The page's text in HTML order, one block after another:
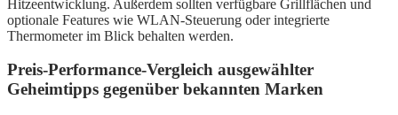
Hitzeentwicklung. Außerdem sollten verfügbare Grillflächen und
optionale Features wie WLAN-Steuerung oder integrierte
Thermometer im Blick behalten werden.
Preis-Performance-Vergleich ausgewählter
Geheimtipps gegenüber bekannten Marken